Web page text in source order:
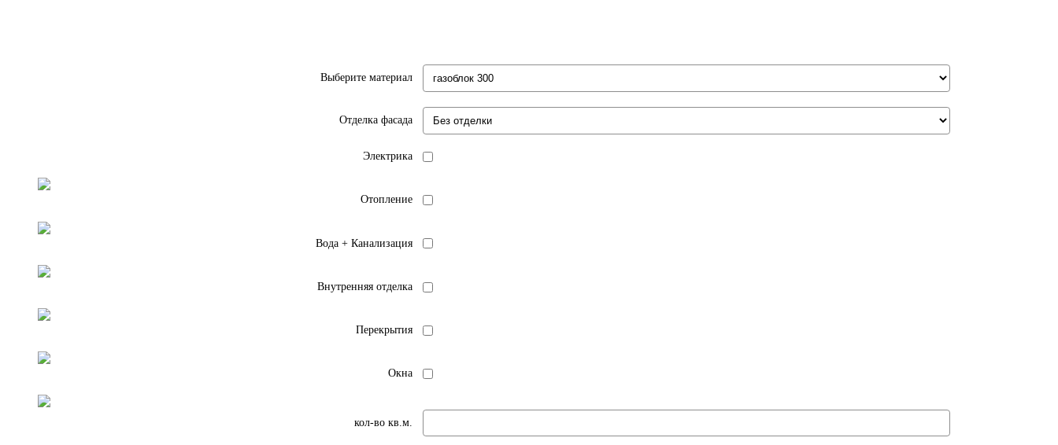
Выберите материал
Отделка фасада
Электрика
Отопление
Вода + Канализация
Внутренняя отделка
Перекрытия
Окна
кол-во кв.м.